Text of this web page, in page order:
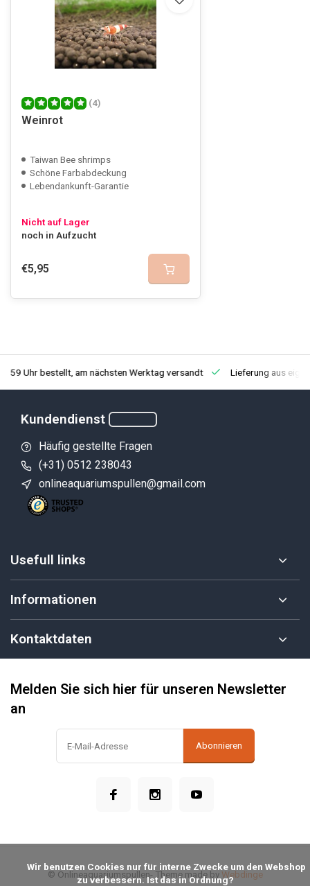
(4)
Weinrot
Taiwan Bee shrimps
Schöne Farbabdeckung
Lebendankunft-Garantie
Nicht auf Lager
noch in Aufzucht
€5,95
Uhr bestellt, am nächsten Werktag versandt Lieferung aus
Kundendienst
Häufig gestellte Fragen
(+31) 0512 238043
onlineaquariumspullen@gmail.com
Usefull links
Informationen
Kontaktdaten
Melden Sie sich hier für unseren Newsletter
an
Abonnieren
© Onlineaquariumspullen- Theme made by Webdinge
zu verbessern. Ist das in Ordnung?